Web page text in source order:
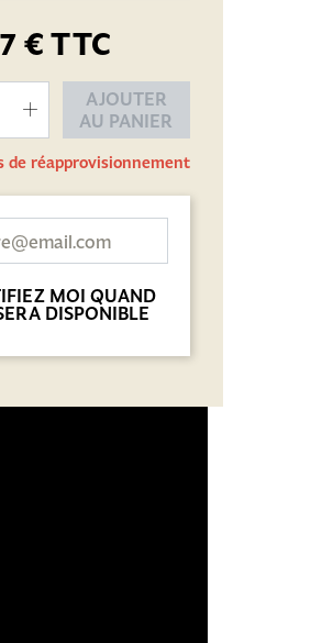
€TTC
AJOUTER
AU PANIER
de réapprovisionnement
MOI QUAND
DISPONIBLE